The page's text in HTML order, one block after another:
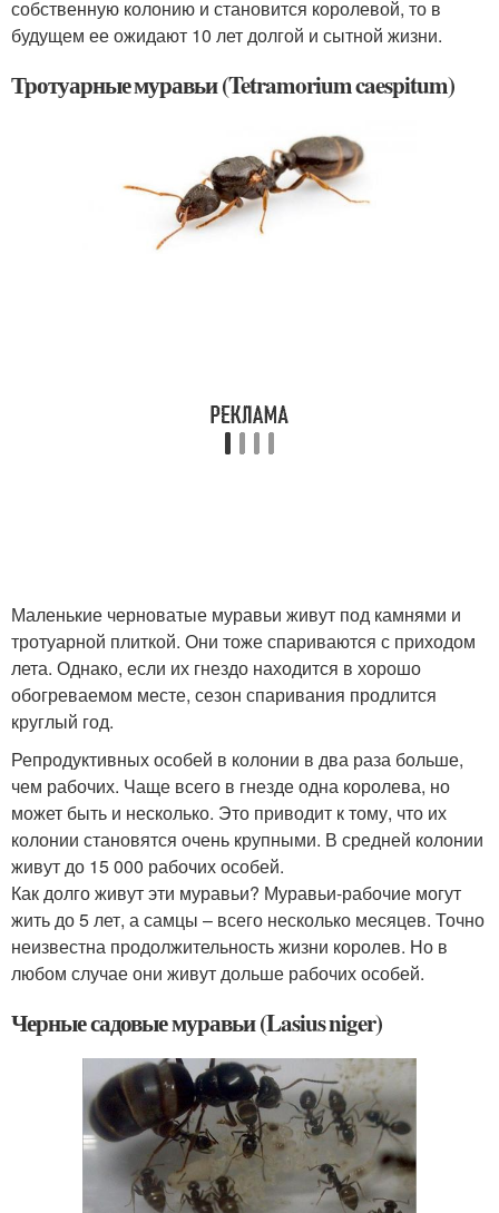
собственную колонию и становится королевой, то в
будущем ее ожидают 10 лет долгой и сытной жизни.
Тротуарные муравьи (Tetramorium caespitum)
Маленькие черноватые муравьи живут под камнями и
тротуарной плиткой. Они тоже спариваются с приходом
лета. Однако, если их гнездо находится в хорошо
обогреваемом месте, сезон спаривания продлится
круглый год.
Репродуктивных особей в колонии в два раза больше,
чем рабочих. Чаще всего в гнезде одна королева, но
может быть и несколько. Это приводит к тому, что их
колонии становятся очень крупными. В средней колонии
живут до 15 000 рабочих особей.
Как долго живут эти муравьи? Муравьи-рабочие могут
жить до 5 лет, а самцы – всего несколько месяцев. Точно
неизвестна продолжительность жизни королев. Но в
любом случае они живут дольше рабочих особей.
Черные садовые муравьи (Lasius niger)